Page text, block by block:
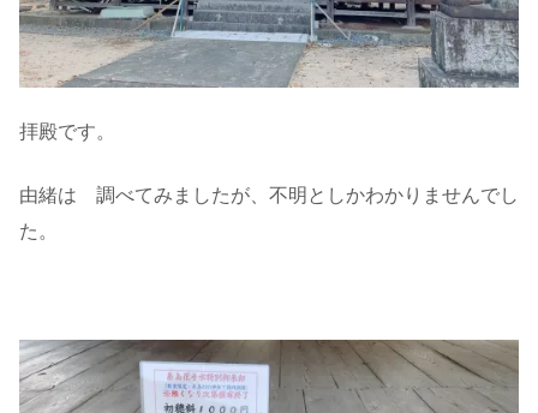
拝殿です。
由緒は 調べてみましたが、不明としかわかりませんでし
た。